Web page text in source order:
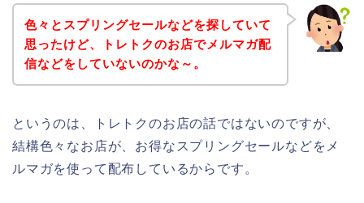
色々とスプリングセールなどを探していて
思ったけど、トレトクのお店でメルマガ配
信などをしていないのかな～。
というのは、トレトクのお店の話ではないのですが、
結構色々なお店が、お得なスプリングセールなどをメ
ルマガを使って配布しているからです。